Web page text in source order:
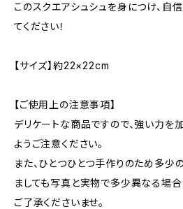
このスクエアシュシュを身につけ、自
てください！
【サイズ】約22×22cm
【ご使用上の注意事項】
デリケートな商品ですので、強い力を
ようご注意ください。
また、ひとつひとつ手作りのため多少
ましても写真と実物で多少異なる場合
ご了承くださいませ。